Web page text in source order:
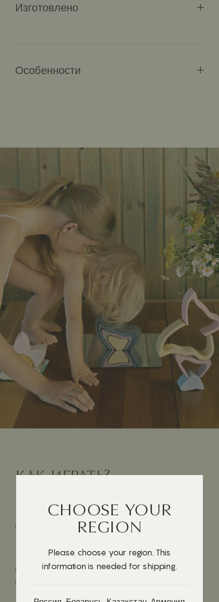
Изготовлено
Особенности
КАК ИГРАТЬ?
- Прислонить к зеркальной поверхности, чтобы
увидеть бабочку
- Придумать, на что еще похожи части — на
воющего на луну волка, гору, краба, жерло
вулкана
CHOOSE YOUR
REGION
Please choose your region. This
information is needed for shipping.